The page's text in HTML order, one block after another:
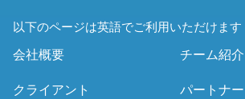
以下のページは英語でご利用いただけます
会社概要 チーム紹介
クライアント パートナー